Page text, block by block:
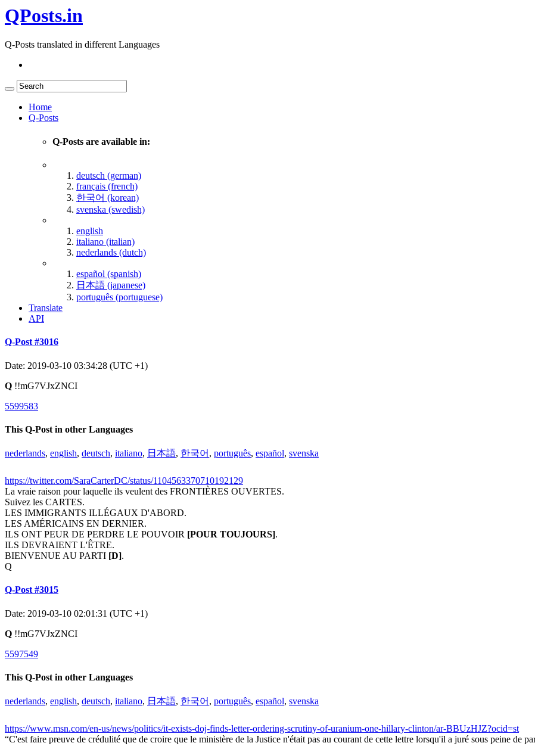
QPosts.in
Q-Posts translated in different Languages
Home
Q-Posts
Q-Posts are available in:
deutsch (german)
français (french)
한국어 (korean)
svenska (swedish)
english
italiano (italian)
nederlands (dutch)
español (spanish)
日本語 (japanese)
português (portuguese)
Translate
API
Q-Post #3016
Date: 2019-03-10 03:34:28 (UTC +1)
Q !!mG7VJxZNCI
5599583
This Q-Post in other Languages
nederlands, english, deutsch, italiano, 日本語, 한국어 , português, español, svenska
https://twitter.com/SaraCarterDC/status/1104563370710192129
La vraie raison pour laquelle ils veulent des FRONTIÈRES OUVERTES.
Suivez les CARTES.
LES IMMIGRANTS ILLÉGAUX D'ABORD.
LES AMÉRICAINS EN DERNIER.
ILS ONT PEUR DE PERDRE LE POUVOIR [POUR TOUJOURS].
ILS DEVRAIENT L'ÊTRE.
BIENVENUE AU PARTI [D].
Q
Q-Post #3015
Date: 2019-03-10 02:01:31 (UTC +1)
Q !!mG7VJxZNCI
5597549
This Q-Post in other Languages
nederlands, english, deutsch, italiano, 日本語, 한국어 , português, español, svenska
https://www.msn.com/en-us/news/politics/it-exists-doj-finds-letter-ordering-scrutiny-of-uranium-one-hillary-clinton/ar-BBUzHJZ?ocid=st
“C'est faire preuve de crédulité que de croire que le ministère de la Justice n'était pas au courant de cette lettre lorsqu'il a juré sous peine de